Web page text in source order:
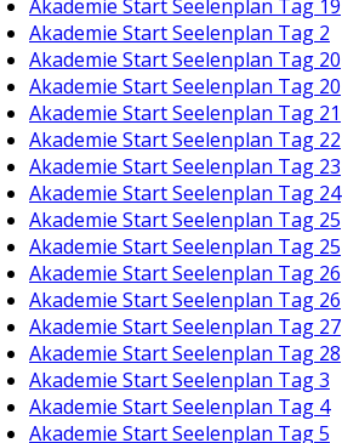
Akademie Start Seelenplan Tag 19
Akademie Start Seelenplan Tag 2
Akademie Start Seelenplan Tag 20
Akademie Start Seelenplan Tag 20
Akademie Start Seelenplan Tag 21
Akademie Start Seelenplan Tag 22
Akademie Start Seelenplan Tag 23
Akademie Start Seelenplan Tag 24
Akademie Start Seelenplan Tag 25
Akademie Start Seelenplan Tag 25
Akademie Start Seelenplan Tag 26
Akademie Start Seelenplan Tag 26
Akademie Start Seelenplan Tag 27
Akademie Start Seelenplan Tag 28
Akademie Start Seelenplan Tag 3
Akademie Start Seelenplan Tag 4
Akademie Start Seelenplan Tag 5